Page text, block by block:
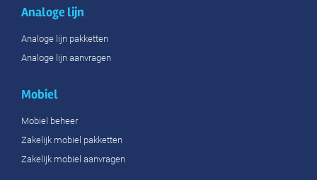
Analoge lijn
Analoge lijn pakketten
Analoge lijn aanvragen
Mobiel
Mobiel beheer
Zakelijk mobiel pakketten
Zakelijk mobiel aanvragen